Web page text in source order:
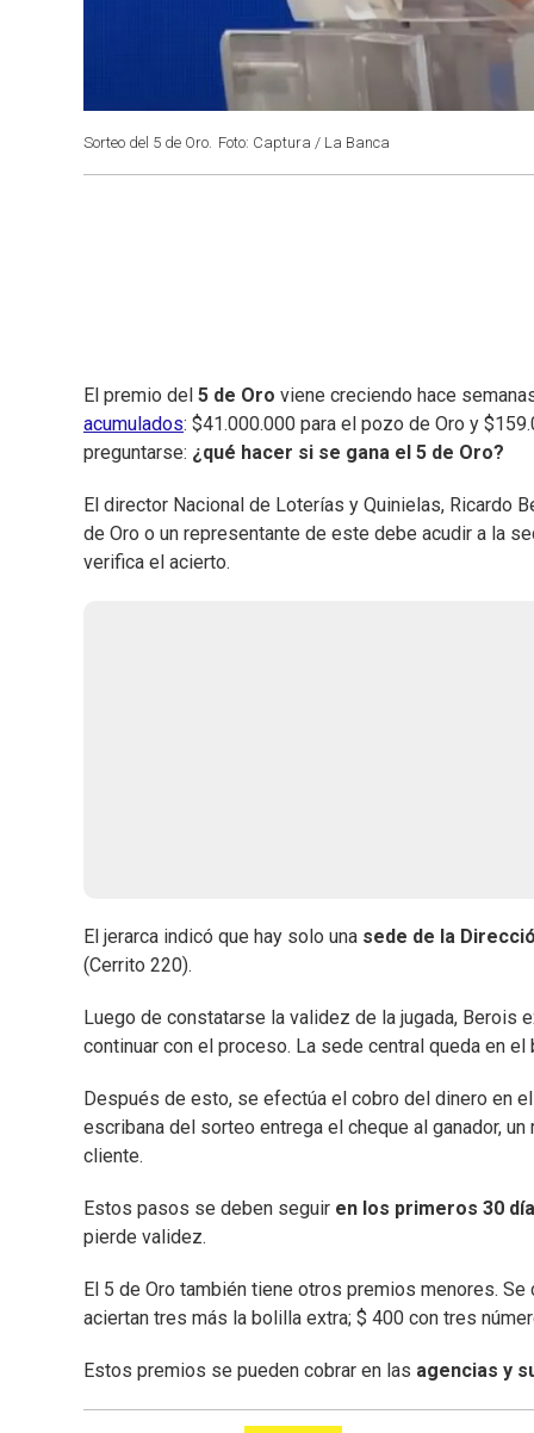
Sorteo del 5 de Oro. Foto: Captura / La Banca
El premio del 5 de Oro viene creciendo hace
acumulados: $41.000.000 para el pozo de Oro y
preguntarse: ¿qué hacer si se gana el 5 de Oro?
El director Nacional de Loterías y Quinielas, Ricardo
de Oro o un representante de este debe acudir a la
verifica el acierto.
El jerarca indicó que hay solo una sede de la
(Cerrito 220).
Luego de constatarse la validez de la jugada, Berois
continuar con el proceso. La sede central queda en el
Después de esto, se efectúa el cobro del dinero en
escribana del sorteo entrega el cheque al ganador,
cliente.
Estos pasos se deben seguir en los primeros 30
pierde validez.
El 5 de Oro también tiene otros premios menores.
aciertan tres más la bolilla extra; $ 400 con tres
Estos premios se pueden cobrar en las agencias y